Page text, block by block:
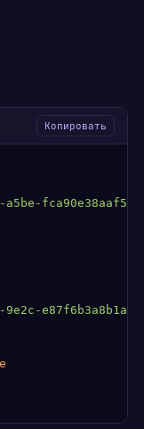
Копировать
a5be-fca90e38aaf5
e87f6b3a8b1a